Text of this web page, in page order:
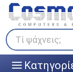
Τί ψάχνεις;
|||
Klarna
Πληρώστε
άτοκες